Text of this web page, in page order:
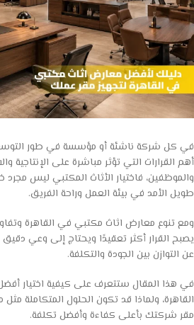
في كل شركة ناشئة أو مؤسسة في طور
أهم القرارات التي تؤثر مباشرة على الإنتاجية
والموظفين، فاختيار الأثاث المكتبي ليس
طويل الأمد في بيئة العمل وراحة الفريق.
ومع تنوع معارض اثاث مكتبي في القاهرة
يصبح القرار أكثر تعقيدًا ويحتاج إلى وعي
عن التوازن بين الجودة والتكلفة.
في هذا المقال ستتعرف على كيفية اختيار
القاهرة، ولماذا قد تكون الحلول المتكاملة مثل
مقر شركتك بأعلى كفاءة وأفضل تكلفة.